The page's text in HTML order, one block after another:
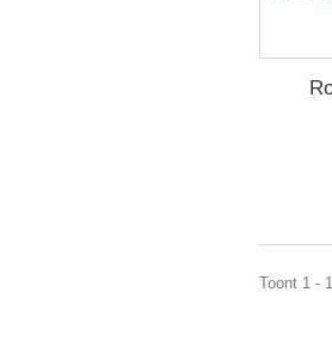
Toont 1 -